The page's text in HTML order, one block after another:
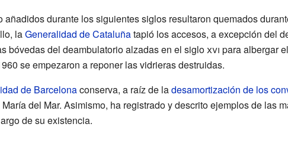
durante los siguientes siglos resultaron quemados
laGeneralidad de Cataluñatapió los accesos, a excepción del
bóvedas del deambulatorio alzadas en el sigloxvi para albergar
se empezaron a reponer las vidrieras destruidas.
de Barcelonaconserva, a raíz de ladesamortización de los
del Mar. Asimismo, ha registrado y descrito ejemplos de las
de su existencia.